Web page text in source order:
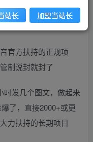
官方扶持的正规项
制说封就封了
时发几个图文，做起来
了，直接2000+或更
力扶持的长期项目
站长 加盟当站长